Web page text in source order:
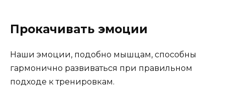
Прокачивать эмоции
Наши эмоции, подобно мышцам, способны
гармонично развиваться при правильном
подходе к тренировкам.